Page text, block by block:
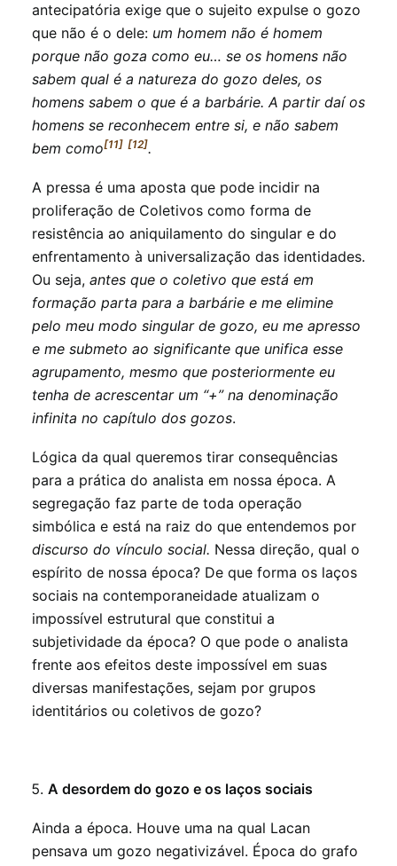
antecipatória exige que o sujeito expulse o gozo
que não é o dele: um homem não é homem
porque não goza como eu… se os homens não
sabem qual é a natureza do gozo deles, os
homens sabem o que é a barbárie. A partir daí os
homens se reconhecem entre si, e não sabem
bem como[11] [12].
A pressa é uma aposta que pode incidir na
proliferação de Coletivos como forma de
resistência ao aniquilamento do singular e do
enfrentamento à universalização das identidades.
Ou seja, antes que o coletivo que está em
formação parta para a barbárie e me elimine
pelo meu modo singular de gozo, eu me apresso
e me submeto ao significante que unifica esse
agrupamento, mesmo que posteriormente eu
tenha de acrescentar um “+” na denominação
infinita no capítulo dos gozos.
Lógica da qual queremos tirar consequências
para a prática do analista em nossa época. A
segregação faz parte de toda operação
simbólica e está na raiz do que entendemos por
discurso do vínculo social. Nessa direção, qual o
espírito de nossa época? De que forma os laços
sociais na contemporaneidade atualizam o
impossível estrutural que constitui a
subjetividade da época? O que pode o analista
frente aos efeitos deste impossível em suas
diversas manifestações, sejam por grupos
identitários ou coletivos de gozo?
A desordem do gozo e os laços sociais
Ainda a época. Houve uma na qual Lacan
pensava um gozo negativizável. Época do grafo